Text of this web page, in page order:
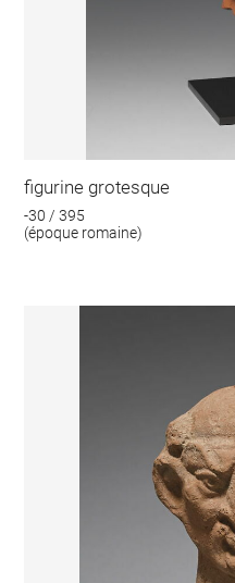
figurine grotesque
-30 / 395
(époque romaine)